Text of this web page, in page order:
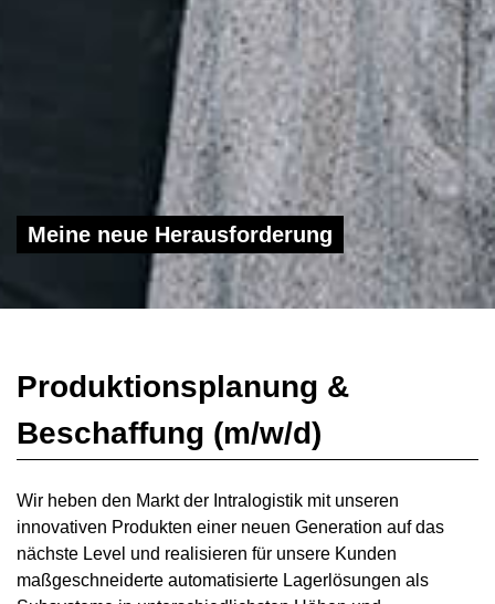
Meine neue Herausforderung
Produktionsplanung &
Beschaffung (m/w/d)
Wir heben den Markt der Intralogistik mit unseren
innovativen Produkten einer neuen Generation auf das
nächste Level und realisieren für unsere Kunden
maßgeschneiderte automatisierte Lagerlösungen als